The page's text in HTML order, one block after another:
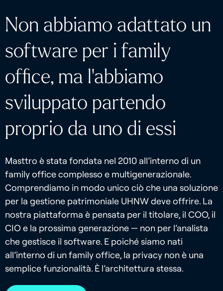
Non abbiamo adattato un
software per i family
office, ma l'abbiamo
sviluppato partendo
proprio da uno di essi
Masttro è stata fondata nel 2010 all’interno di un
family office complesso e multigenerazionale.
Comprendiamo in modo unico ciò che una soluzione
per la gestione patrimoniale UHNW deve offrire. La
nostra piattaforma è pensata per il titolare, il COO, il
CIO e la prossima generazione — non per l’analista
che gestisce il software. E poiché siamo nati
all’interno di un family office, la privacy non è una
semplice funzionalità. È l’architettura stessa.